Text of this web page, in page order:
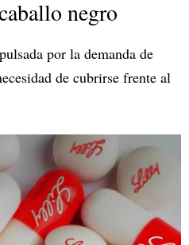
negro
por la demanda de
de cubrirse frente al